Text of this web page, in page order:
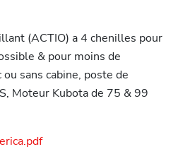
(ACTIO) a 4 chenilles pour
& pour moins de
sans cabine, poste de
Moteur Kubota de 75 & 99